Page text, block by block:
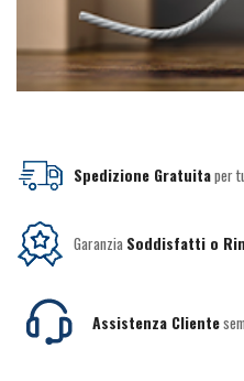
Spedizione Gratuitaper
Garanzia Soddisfatti o
Assistenza Cliente